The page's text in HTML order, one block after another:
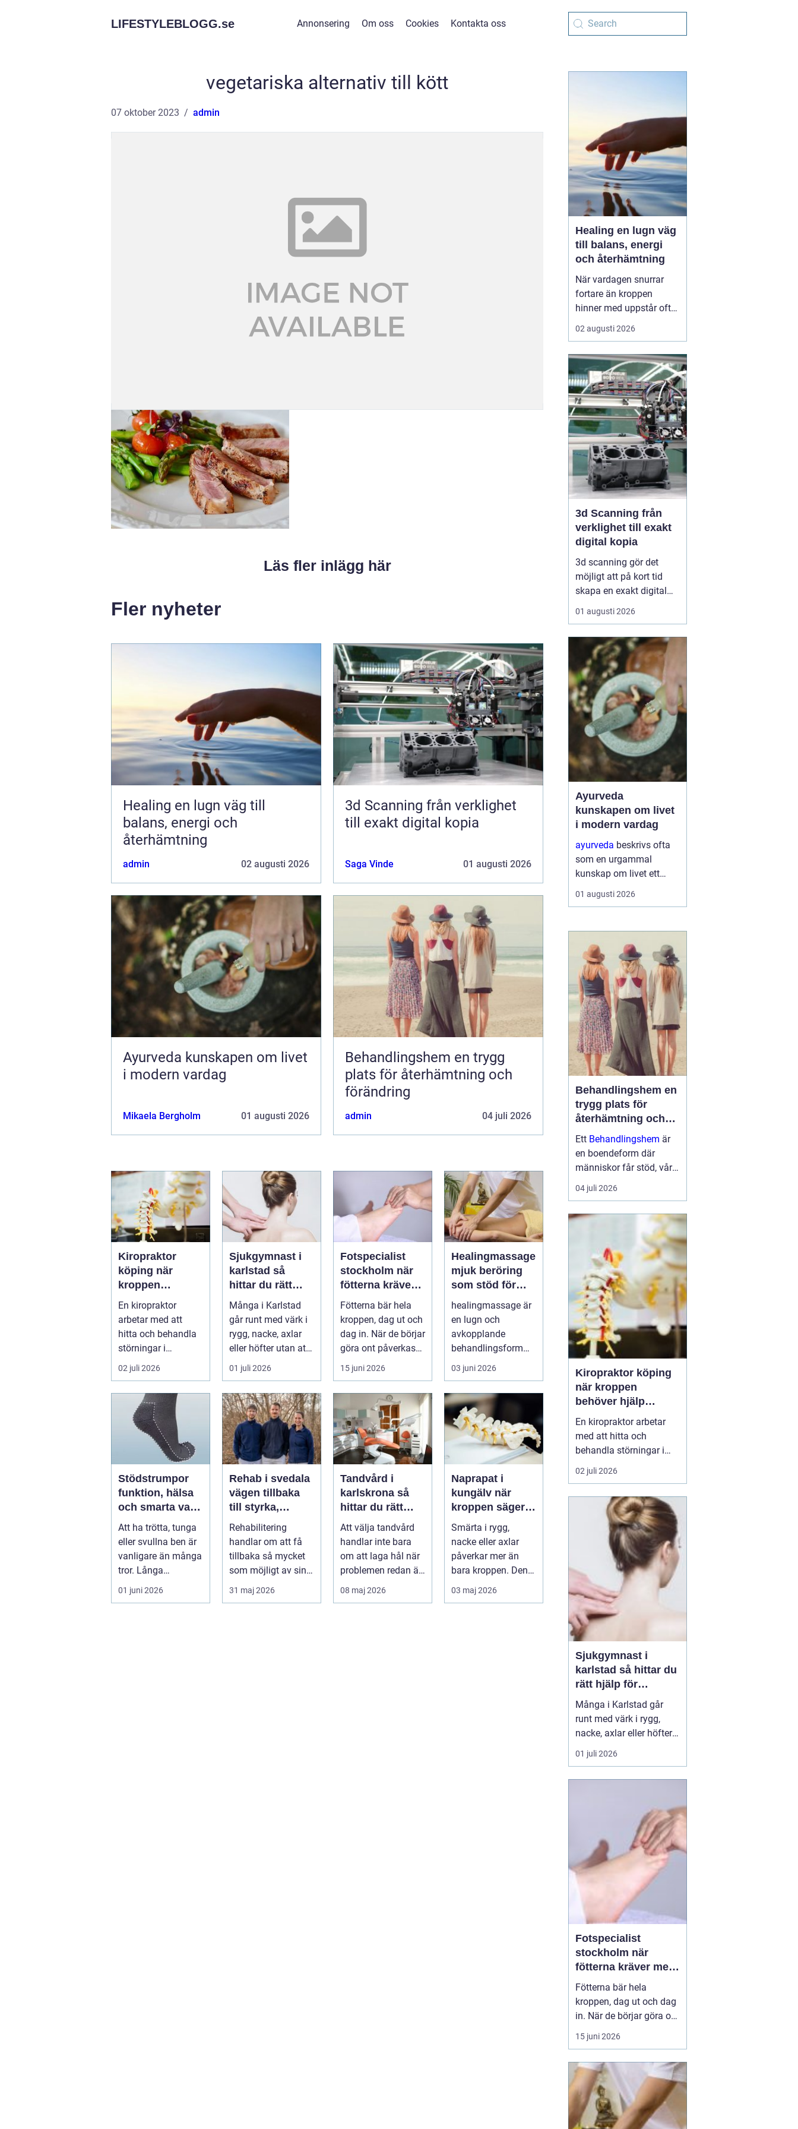
LIFESTYLEBLOGG.se Annonsering Om oss Cookies Kontakta oss
vegetariska alternativ till kött
07 oktober 2023 admin
Läs fler inlägg här
Fler nyheter
Healing en lugn väg till
balans, energi och
återhämtning
admin 02 augusti 2026
3d Scanning från verklighet
till exakt digital kopia
Saga Vinde 01 augusti 2026
Ayurveda kunskapen om livet
i modern vardag
Mikaela Bergholm 01 augusti 2026
Behandlingshem en trygg
plats för återhämtning och
förändring
admin 04 juli 2026
Kiropraktor
köping när
kroppen
behöver hjälp
tillbaka
En kiropraktor
arbetar med att
hitta och behandla
störningar i
kroppens leder,
muskler och
nervsyste...
02 juli 2026
Sjukgymnast i
karlstad så
hittar du rätt
hjälp för
kroppen
Många i Karlstad
går runt med värk i
rygg, nacke, axlar
eller höfter utan att
söka hjälp. Andra
har ...
01 juli 2026
Fotspecialist
stockholm när
fötterna kräver
mer än vanliga
sulor
Fötterna bär hela
kroppen, dag ut och
dag in. När de börjar
göra ont påverkas
mer än bara stegen
sö...
15 juni 2026
Healingmassage
mjuk beröring
som stöd för
kropp och själ
healingmassage är
en lugn och
avkopplande
behandlingsform
som förenar
klassisk massage
med energibas...
03 juni 2026
Stödstrumpor
funktion, hälsa
och smarta val i
vardagen
Att ha trötta, tunga
eller svullna ben är
vanligare än många
tror. Långa
arbetsdagar på
hårda golv, ...
01 juni 2026
Rehab i svedala
vägen tillbaka
till styrka,
balans och
vardag
Rehabilitering
handlar om att få
tillbaka så mycket
som möjligt av sin
funktion, energi och
trygghet...
31 maj 2026
Tandvård i
karlskrona så
hittar du rätt
klinik för
långsiktig
munhälsa
Att välja tandvård
handlar inte bara
om att laga hål när
problemen redan är
ett faktum. Det
handlar ...
08 maj 2026
Naprapat i
kungälv när
kroppen säger
ifrån
Smärta i rygg,
nacke eller axlar
påverkar mer än
bara kroppen. Den
tar energi,
koncentration och
03 maj 2026
Healing en lugn väg
till balans, energi
och återhämtning
När vardagen snurrar
fortare än kroppen
hinner med uppstår ofta
spänningar, oro och
trötthet som inte går att
Många börjar då söka
efter metoder som kan
skapa lugn på djupet,
inte bara i tankarna utan
också i kroppen. I den
sökn...
02 augusti 2026
3d Scanning från
verklighet till exakt
digital kopia
3d scanning gör det
möjligt att på kort tid
skapa en exakt digital
kopia av nästan vad
som helst: en liten detalj,
eller en hel fabrik.
Tekniken används i dag
inom industri, bygg,
fastigheter, kulturarv och
infrastruktur för at...
01 augusti 2026
Ayurveda
kunskapen om livet
i modern vardag
ayurveda beskrivs ofta
som en urgammal
kunskap om livet ett
praktiskt system för
hälsa som förenar kropp,
stället för att enbart
fokusera på symptom
försöker ayurvedan
förstå varf...
01 augusti 2026
Behandlingshem en
trygg plats för
återhämtning och
förändring
Ett Behandlingshem är
en boendeform där
människor får stöd, vård
och struktur under en
period i livet när det
öppenvården inte räcker.
Målet är att skapa
trygghet, stabilitet och
förutsättni...
04 juli 2026
Kiropraktor köping
när kroppen
behöver hjälp
tillbaka
En kiropraktor arbetar
med att hitta och
behandla störningar i
kroppens leder, muskler
och nervsystem. Målet
smärta, bättre rörlighet
och en vardag som
fungerar igen.
Kiropraktik passar
många som kämpar
med återkommande
ryggont...
02 juli 2026
Sjukgymnast i
karlstad så hittar du
rätt hjälp för
kroppen
Många i Karlstad går
runt med värk i rygg,
nacke, axlar eller höfter
utan att söka hjälp.
Andra har råkat ut för en
släppa. En legitimerad
sjukgymnast kan då
göra stor skillnad.
Genom n...
01 juli 2026
Fotspecialist
stockholm när
fötterna kräver mer
än vanliga sulor
Fötterna bär hela
kroppen, dag ut och dag
in. När de börjar göra ont
påverkas mer än bara
stegen sömn, träning,
lidande. Många försöker
länge med egenvård,
inlägg från sportbutiken
eller vila, men
15 juni 2026